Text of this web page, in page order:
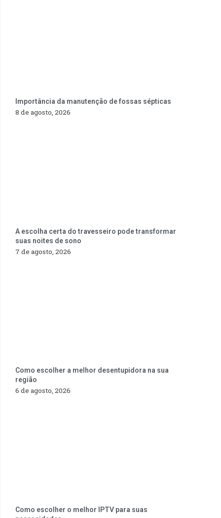
Importância da manutenção de fossas sépticas
8 de agosto, 2026
A escolha certa do travesseiro pode transformar
suas noites de sono
7 de agosto, 2026
Como escolher a melhor desentupidora na sua
região
6 de agosto, 2026
Como escolher o melhor IPTV para suas